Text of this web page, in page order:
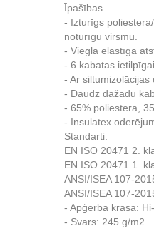
Īpašības
- Izturīgs
noturīgu virsmu.
- Viegla elastīga
- 6 kabatas
- Ar siltumizolācijas
- Daudz dažādu
- 65% poliestera,
- Insulatex
Standarti:
EN ISO 20471 2.
EN ISO 20471 1.
ANSI/ISEA 107-
ANSI/ISEA 107-
- Apģērba krāsa:
- Svars: 245 g/m2